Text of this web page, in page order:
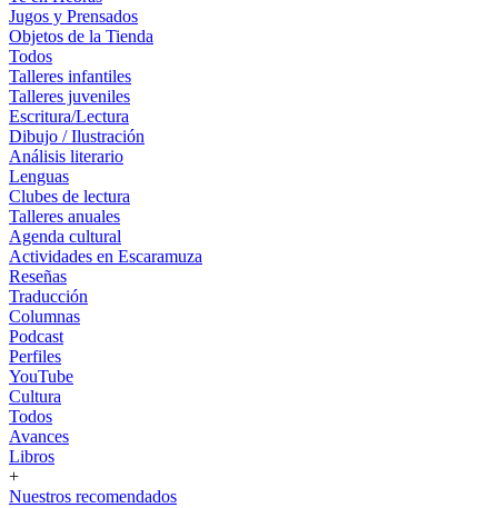
Jugos y Prensados
Objetos de la Tienda
Todos
Talleres infantiles
Talleres juveniles
Escritura/Lectura
Dibujo / Ilustración
Análisis literario
Lenguas
Clubes de lectura
Talleres anuales
Agenda cultural
Actividades en Escaramuza
Reseñas
Traducción
Columnas
Podcast
Perfiles
YouTube
Cultura
Todos
Avances
Libros
+
Nuestros recomendados